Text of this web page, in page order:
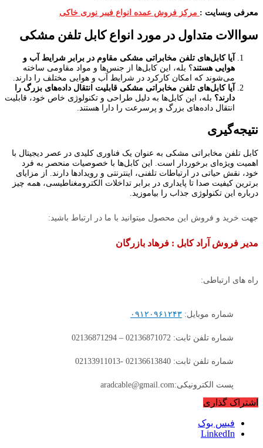
معرفی وبسایت : مرکز فروش عمده انواع فیبر نوری خاکی
سواالات متداول در مورد انواع کابل تلفن مشکی
آیا کابل‌های تلفن مخابراتی مشکی مقاوم در برابر شرایط آب و
هوایی هستند؟ بله، این کابل‌ها از جنس‌ها و مواد مقاومی ساخته
می‌شوند که امکان کارکرد در شرایط آب و هوایی مختلف را دارند.
آیا کابل‌های تلفن مخابراتی مشکی قابلیت انتقال داده‌های بزرگ را
دارند؟ بله، این کابل‌ها به دلیل طراحی و تکنولوژی خاص خود، قابلیت
انتقال داده‌های بزرگ و پرسرعت را دارا هستند.
نتیجه‌گیری
کابل تلفن مخابراتی مشکی به عنوان یک فناوری کلیدی در عصر دیجیتال با
اهمیت ویژه‌ای برخوردار است. این کابل‌ها با خصوصیات منحصر به فرد
خود، نقش حیاتی در ارتباطات تلفنی، اینترنتی و رویدادها دارند. از مزایای
برترین کیفیت صدا تا پایداری در برابر تداخلات الکترومغناطیسی، همه چیز
درباره این تکنولوژی جذاب را بیاموزید.
جهت خرید و فروش این محصول میتوانید با ما در ارتباط باشید:
مدیر فروش آراد کابل : فرهاد بازرگان
راه های ارتباطی:
شماره موبایل: ۰۹۱۲۰۹۶۱۲۴۳
شماره تلفن ثابت: 02136871072 – 02136871294
شماره تلفن ثابت: 02136613840 -02133911013
پست الکترونیکی:aradcable@gmail.com
اشتراک گذاری
فیس بوک
LinkedIn